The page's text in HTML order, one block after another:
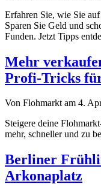
Erfahren Sie, wie Sie
Sparen Sie Geld und
Funden. Jetzt Tipps
Mehr
Profi-Tricks
Von Flohmarkt am 4.
Steigere deine
mehr, schneller und zu
Berliner
Arkonaplatz